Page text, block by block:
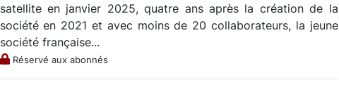
satellite en janvier 2025, quatre ans après la création de la
société en 2021 et avec moins de 20 collaborateurs, la jeune
société française...
Réservé aux abonnés